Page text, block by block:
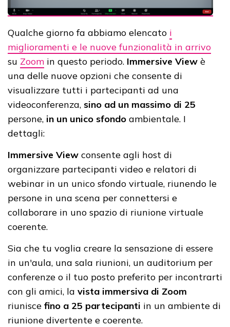
Qualche giorno fa abbiamo elencato i
miglioramenti e le nuove funzionalità in arrivo
su Zoom in questo periodo. Immersive View è
una delle nuove opzioni che consente di
visualizzare tutti i partecipanti ad una
videoconferenza, sino ad un massimo di 25
persone, in un unico sfondo ambientale. I
dettagli:
Immersive View consente agli host di
organizzare partecipanti video e relatori di
webinar in un unico sfondo virtuale, riunendo le
persone in una scena per connettersi e
collaborare in uno spazio di riunione virtuale
coerente.
Sia che tu voglia creare la sensazione di essere
in un'aula, una sala riunioni, un auditorium per
conferenze o il tuo posto preferito per incontrarti
con gli amici, la vista immersiva di Zoom
riunisce fino a 25 partecipanti in un ambiente di
riunione divertente e coerente.